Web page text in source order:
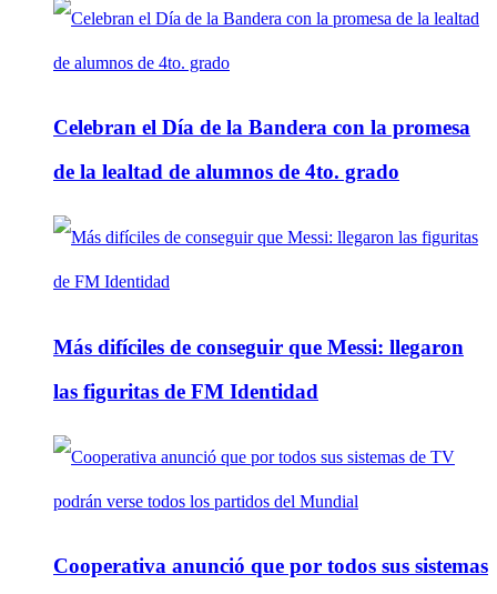
Celebran el Día de la Bandera con la promesa
de la lealtad de alumnos de 4to. grado
Más difíciles de conseguir que Messi: llegaron
las figuritas de FM Identidad
Cooperativa anunció que por todos sus sistemas